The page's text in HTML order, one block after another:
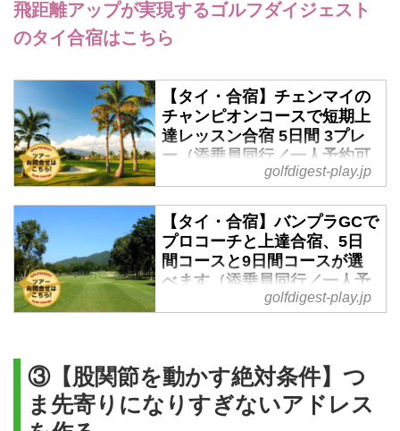
ットの土台となるのが、プロコー
チたち絶賛の“世界一美しい”アド
レス。タイガーの構えを見なが
を理解した後は、渋野日向子の
「始動のコツ」でナイスショット
間違いなし!?
飛距離アップが実現するゴルフダイジェスト
のタイ合宿はこちら
【タイ・合宿】チェンマイの
チャンピオンコースで短期上
達レッスン合宿 5日間 3プレ
ー（添乗員同行／一人予約可
能） - ゴルフへ行こうWEB
①2020年2月12日～2月16日 成
田・羽田・中部・関空・福岡発着
添乗員同行 1名様より受付ラウン
ドレッスン中心の密度の濃いチェ
ンマイ合宿。ゴルフはもちろん、
める5日間。ゴルフダイジェスト
ツアーでお馴染みのレッスンプロ
チームが同行します。［ツアーコ
golfdigest-play.jp
【タイ・合宿】バンプラGCで
プロコーチと上達合宿、5日
間コースと9日間コースが選
べます（添乗員同行／一人予
約可能） - ゴルフへ行こう
日～3月12日 ①＋②3月4日～3月
12日 成田・羽田・中部・関空・
福岡発着 添乗員同行 1名様より受
golfdigest-play.jp
③【股関節を動かす絶対条件】つ
ま先寄りになりすぎないアドレス